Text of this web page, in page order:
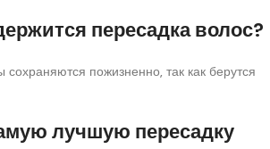
пересадка волос?
пожизненно, так как берутся
лучшую пересадку